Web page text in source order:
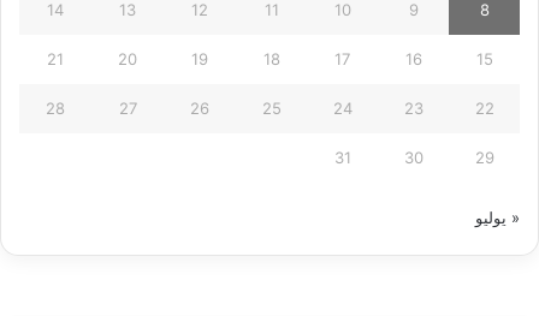
8
9
10
11
12
13
14
15
16
17
18
19
20
21
22
23
24
25
26
27
28
29
30
31
« يوليو